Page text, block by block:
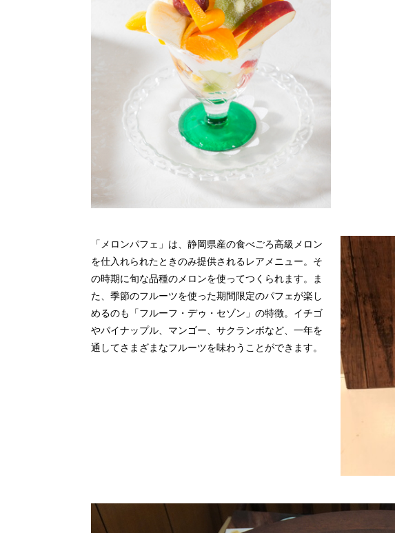
「メロンパフェ」は、静岡県産の食べごろ高級メロン
を仕入れられたときのみ提供されるレアメニュー。そ
の時期に旬な品種のメロンを使ってつくられます。ま
た、季節のフルーツを使った期間限定のパフェが楽し
めるのも「フルーフ・デゥ・セゾン」の特徴。イチゴ
やパイナップル、マンゴー、サクランボなど、一年を
通してさまざまなフルーツを味わうことができます。